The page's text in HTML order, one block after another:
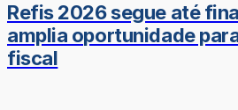
Refis 2026 segue até
amplia oportunidade
fiscal